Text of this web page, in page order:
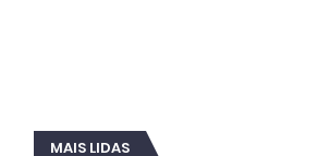
MAIS LIDAS